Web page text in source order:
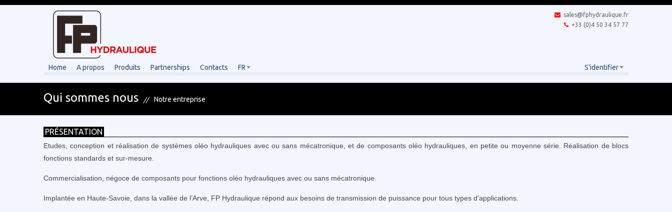
sales@fphydraulique.fr
+33 (0)4 50 34 57 77
S'identifier
Home A propos Produits Partnerships Contacts FR
Qui sommes nous Notre entreprise
PRÉSENTATION
Etudes, conception et réalisation de systèmes oléo hydrauliques avec ou sans mécatronique, et de composants oléo hydrauliques, en petite ou moyenne série. Réalisation de blocs
fonctions standards et sur-mesure.
Commercialisation, négoce de composants pour fonctions oléo hydrauliques avec ou sans mécatronique.
Implantée en Haute-Savoie, dans la vallée de l’Arve, FP Hydraulique répond aux besoins de transmission de puissance pour tous types d'applications.